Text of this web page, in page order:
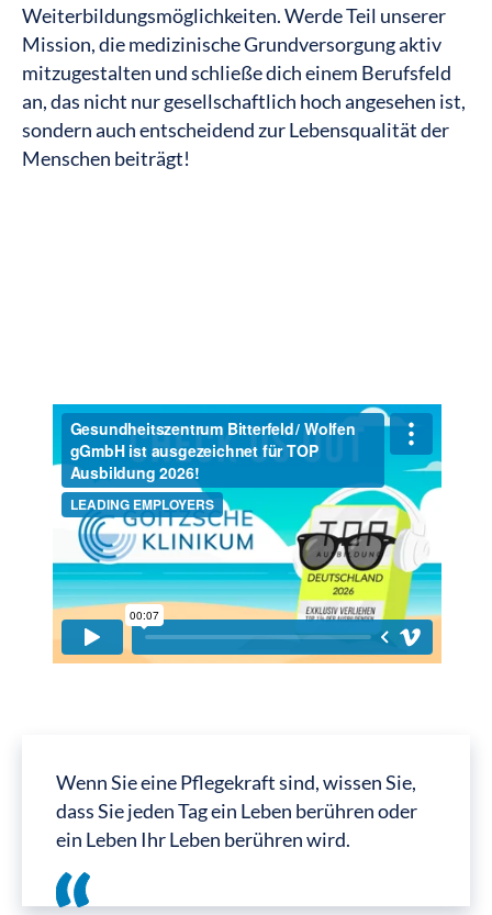
Weiterbildungsmöglichkeiten. Werde Teil unserer
Mission, die medizinische Grundversorgung aktiv
mitzugestalten und schließe dich einem Berufsfeld
an, das nicht nur gesellschaftlich hoch angesehen ist,
sondern auch entscheidend zur Lebensqualität der
Menschen beiträgt!
Wenn Sie eine Pflegekraft sind, wissen Sie,
dass Sie jeden Tag ein Leben berühren oder
ein Leben Ihr Leben berühren wird.